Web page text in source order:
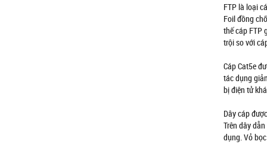
FTP là loại
Foil đồng
thế cáp FTP
trội so với
Cáp Cat5e
tác dụng
bị điện tử
Dây cáp
Trên dây
dụng. Vỏ